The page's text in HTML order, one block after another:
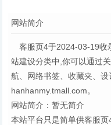
网
网站简介
客服页4于2024-03-19收
站建设分类中,你可以通过
航、网络书签、收藏夹、
hanhanmy.tmall.com。
网站简介：暂无简介
本站平台只是简单供客服